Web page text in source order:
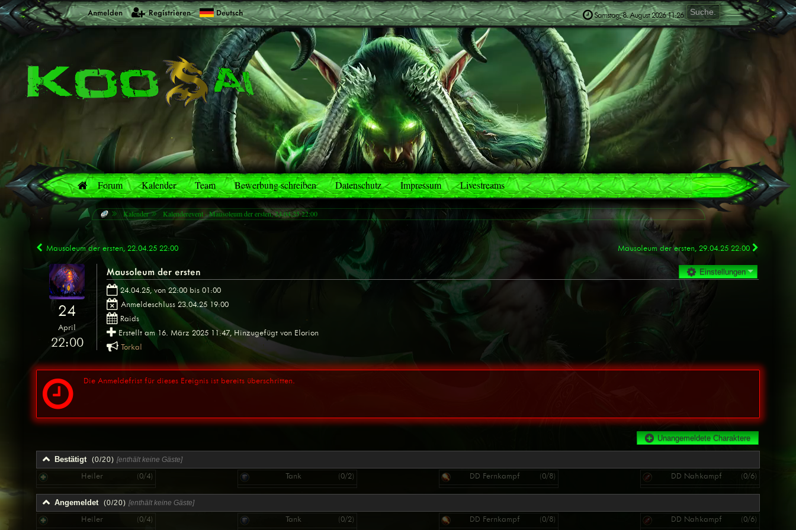
Anmelden Registrieren Deutsch Samstag, 8. August 2026 11:26
Forum Kalender Team Bewerbung schreiben Datenschutz Impressum Livestreams
Kalender Kalenderevent - Mausoleum der ersten, 24.04.25 22:00
Mausoleum der ersten, 22.04.25 22:00 Mausoleum der ersten, 29.04.25 22:00
24
April
22:00
Einstellungen
Mausoleum der ersten
24.04.25, von 22:00 bis 01:00
Anmeldeschluss 23.04.25 19:00
Raids
Erstellt am 16. März 2025 11:47, Hinzugefügt von Elorion
Torkal
Die Anmeldefrist für dieses Ereignis ist bereits überschritten.
Unangemeldete Charaktere
Bestätigt (0/20) [enthält keine Gäste]
Heiler (0/4) Tank (0/2) DD Fernkampf (0/8) DD Nahkampf (0/6)
Angemeldet (0/20) [enthält keine Gäste]
Heiler (0/4) Tank (0/2) DD Fernkampf (0/8) DD Nahkampf (0/6)